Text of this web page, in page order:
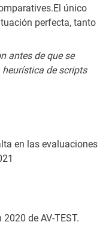
único
perfecta, tanto
antes de que se
de scripts
en las evaluaciones
de AV-TEST.